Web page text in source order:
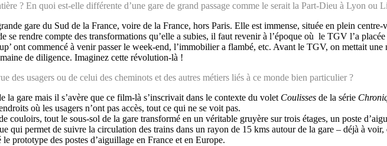
? En quoi est-elle différente d’une gare de grand passage comme le serait la Part-Dieu à Lyon ou
gare du Sud de la France, voire de la France, hors Paris. Elle est immense, située en plein
se rendre compte des transformations qu’elle a subies, il faut revenir à l’époque où le TGV l’a
ont commencé à venir passer le week-end, l’immobilier a flambé, etc. Avant le TGV, on mettait
de diligence. Imaginez cette révolution-là !
des usagers ou de celui des cheminots et des autres métiers liés à ce monde bien particulier ?
gare mais il s’avère que ce film-là s’inscrivait dans le contexte du volet Coulisses de la série
où les usagers n’ont pas accès, tout ce qui ne se voit pas.
couloirs, tout le sous-sol de la gare transformé en un véritable gruyère sur trois étages, un poste
qui permet de suivre la circulation des trains dans un rayon de 15 kms autour de la gare – déjà à
prototype des postes d’aiguillage en France et en Europe.